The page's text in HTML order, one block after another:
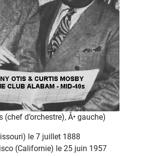
(chef d’orchestre), Å• gauche)
le 7 juillet 1888
(Californie) le 25 juin 1957